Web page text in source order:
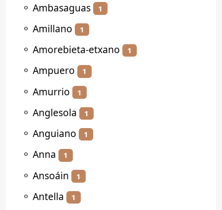
⚬ Ambasaguas 1
⚬ Amillano 1
⚬ Amorebieta-etxano 1
⚬ Ampuero 1
⚬ Amurrio 1
⚬ Anglesola 1
⚬ Anguiano 1
⚬ Anna 1
⚬ Ansoáin 1
⚬ Antella 1